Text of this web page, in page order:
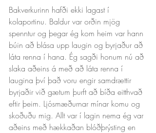
Bakverkurinn hafði ekki lagast í
kolaportinu. Baldur var orðin mjög
spenntur og þegar ég kom heim var hann
búin að blása upp laugin og byrjaður að
láta renna í hana. Ég sagði honum nú að
slaka aðeins á með að láta renna í
laugina því það voru engir samdrættir
byrjaðir við gætum þurft að bíða eitthvað
eftir þeim. Ljósmæðurnar mínar komu og
skoðuðu mig. Allt var í lagin nema ég var
aðeins með hækkaðan blóðþrýsting en